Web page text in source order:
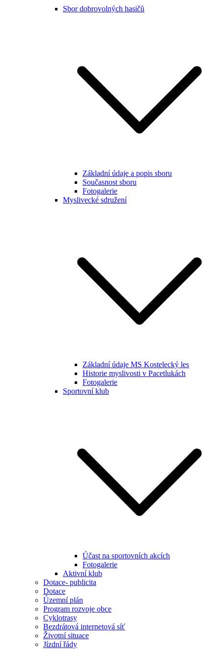
Sbor dobrovolných hasičů
Základní údaje a popis sboru
Současnost sboru
Fotogalerie
Myslivecké sdružení
Základní údaje MS Kostelecký les
Historie myslivosti v Pacetlukách
Fotogalerie
Sportovní klub
Účast na sportovních akcích
Fotogalerie
Aktivní klub
Dotace- publicita
Dotace
Územní plán
Program rozvoje obce
Cyklotrasy
Bezdrátová internetová síť
Životní situace
Jízdní řády